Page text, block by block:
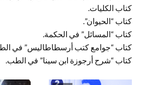
كتاب الكليات.
كتاب “الحيوان”.
كتاب “المسائل” في الحكمة.
كتاب “جوامع كتب أرسطاطاليس” في
كتاب “شرح أرجوزة ابن سينا” في الطب.‏